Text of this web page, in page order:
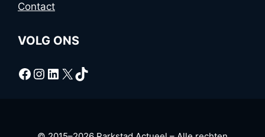
Contact
VOLG ONS
Facebook
Instagram
LinkedIn
X TikTok